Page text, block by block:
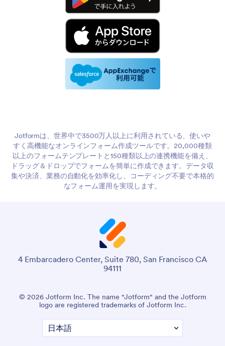
Jotformは、世界中で3500万人以上に利用されている、使いや
すく高機能なオンラインフォーム作成ツールです。20,000種類
以上のフォームテンプレートと150種類以上の連携機能を備え、
ドラッグ＆ドロップでフォームを簡単に作成できます。データ収
集や決済、業務の自動化を効率化し、コーディング不要で本格的
なフォーム運用を実現します。
4 Embarcadero Center, Suite 780, San Francisco CA
94111
© 2026 Jotform Inc.「Jotform」という名称およびJotformの
ロゴは、Jotform Inc. の登録商標です。